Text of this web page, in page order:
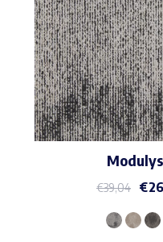
€39,04 €